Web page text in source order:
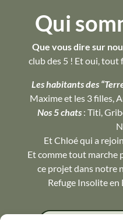
Qui
Que vous dire sur
club des 5 ! Et oui, tout
Les habitants des
Maxime et les 3 filles,
Nos 5 chats : Titi,
Et Chloé qui a
Et comme tout marche
ce projet dans notre
Refuge Insolite en